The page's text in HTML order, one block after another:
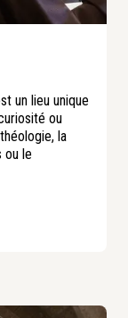
un lieu unique
ou
la
ou le